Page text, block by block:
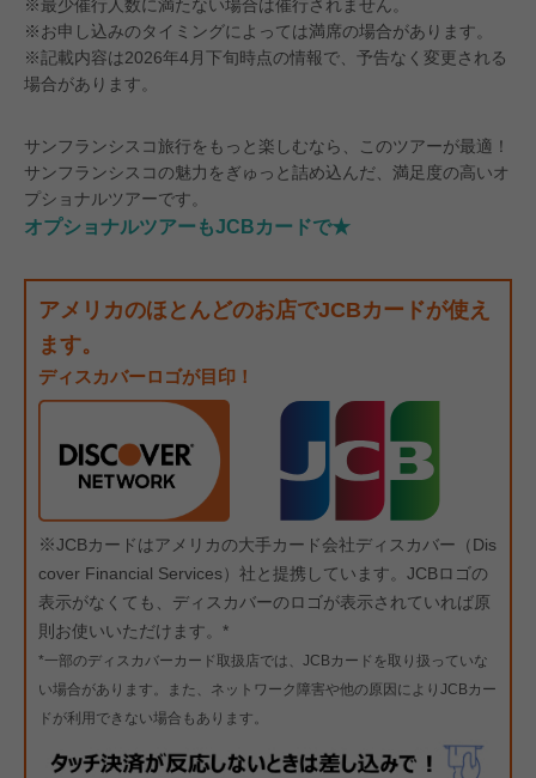
※最少催行人数に満たない場合は催行されません。
※お申し込みのタイミングによっては満席の場合があります。
※記載内容は2026年4月下旬時点の情報で、予告なく変更される
場合があります。
サンフランシスコ旅行をもっと楽しむなら、このツアーが最適！
サンフランシスコの魅力をぎゅっと詰め込んだ、満足度の高いオ
プショナルツアーです。
オプショナルツアーもJCBカードで★
アメリカのほとんどのお店でJCBカードが使え
ます。
ディスカバーロゴが目印！
※JCBカードはアメリカの大手カード会社ディスカバー（Dis
cover Financial Services）社と提携しています。JCBロゴの
表示がなくても、ディスカバーのロゴが表示されていれば原
則お使いいただけます。*
*一部のディスカバーカード取扱店では、JCBカードを取り扱っていな
い場合があります。また、ネットワーク障害や他の原因によりJCBカー
ドが利用できない場合もあります。